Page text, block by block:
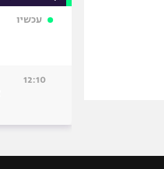
עכשיו
12:10